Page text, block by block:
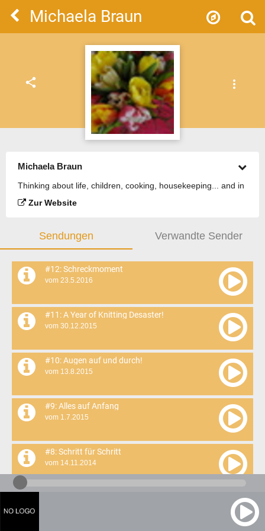
Michaela Braun
share more_vert
Michaela Braun
Thinking about life, children, cooking, housekeeping... and in
between some knitting :-)
Zur Website
Sendungen Verwandte Sender
#12: Schreckmoment
vom 23.5.2016
#11: A Year of Knitting Desaster!
vom 30.12.2015
#10: Augen auf und durch!
vom 13.8.2015
#9: Alles auf Anfang
vom 1.7.2015
#8: Schritt für Schritt
vom 14.11.2014